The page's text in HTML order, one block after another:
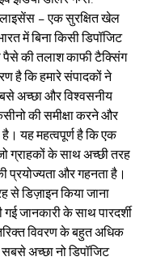
– एक सुरक्षित खेल
में बिना किसी डिपॉजिट
की तलाश काफी टैक्सिंग
है कि हमारे संपादकों ने
अच्छा और विश्वसनीय
की समीक्षा करने और
यह महत्वपूर्ण है कि एक
ग्राहकों के साथ अच्छी तरह
प्रयोज्यता और गहनता है।
से डिज़ाइन किया जाना
जानकारी के साथ पारदर्शी
विवरण के बहुत अधिक
अच्छा नो डिपॉजिट